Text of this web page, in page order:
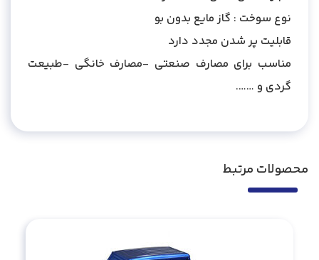
نوع سوخت : گاز مایع بدون بو
قابلیت پر شدن مجدد دارد
مناسب برای مصارف صنعتی -مصارف خانگی -طبیعت
گردی و …….
محصولات مرتبط